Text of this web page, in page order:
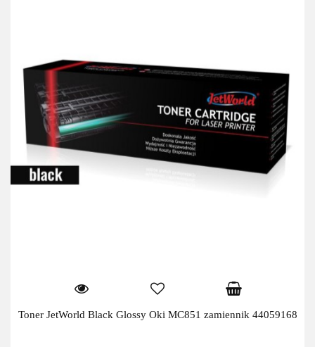
Toner JetWorld Black Glossy Oki MC851 zamiennik 44059168